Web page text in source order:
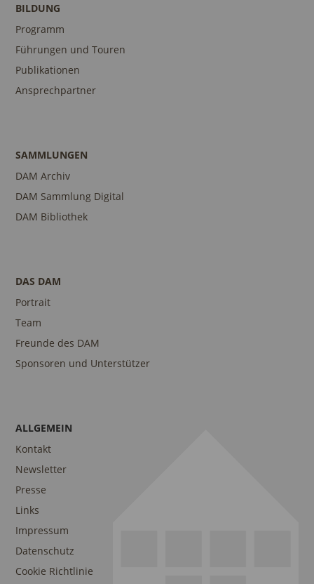
BILDUNG
Programm
Führungen und Touren
Publikationen
Ansprechpartner
SAMMLUNGEN
DAM Archiv
DAM Sammlung Digital
DAM Bibliothek
DAS DAM
Portrait
Team
Freunde des DAM
Sponsoren und Unterstützer
ALLGEMEIN
Kontakt
Newsletter
Presse
Links
Impressum
Datenschutz
Cookie Richtlinie